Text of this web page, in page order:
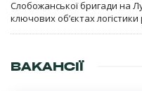
Слобожанської бригади на
ключових об’єктах логістики
ВАКАНСІЇ